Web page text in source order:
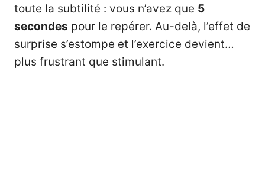
toute la subtilité : vous n’avez que 5
secondes pour le repérer. Au-delà, l’effet de
surprise s’estompe et l’exercice devient…
plus frustrant que stimulant.